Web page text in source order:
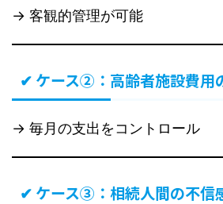
→ 客観的管理が可能
✔ ケース②：高齢者施設費用
→ 毎月の支出をコントロール
✔ ケース③：相続人間の不信